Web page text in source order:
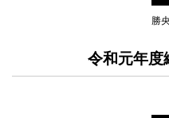
勝
令和元年度